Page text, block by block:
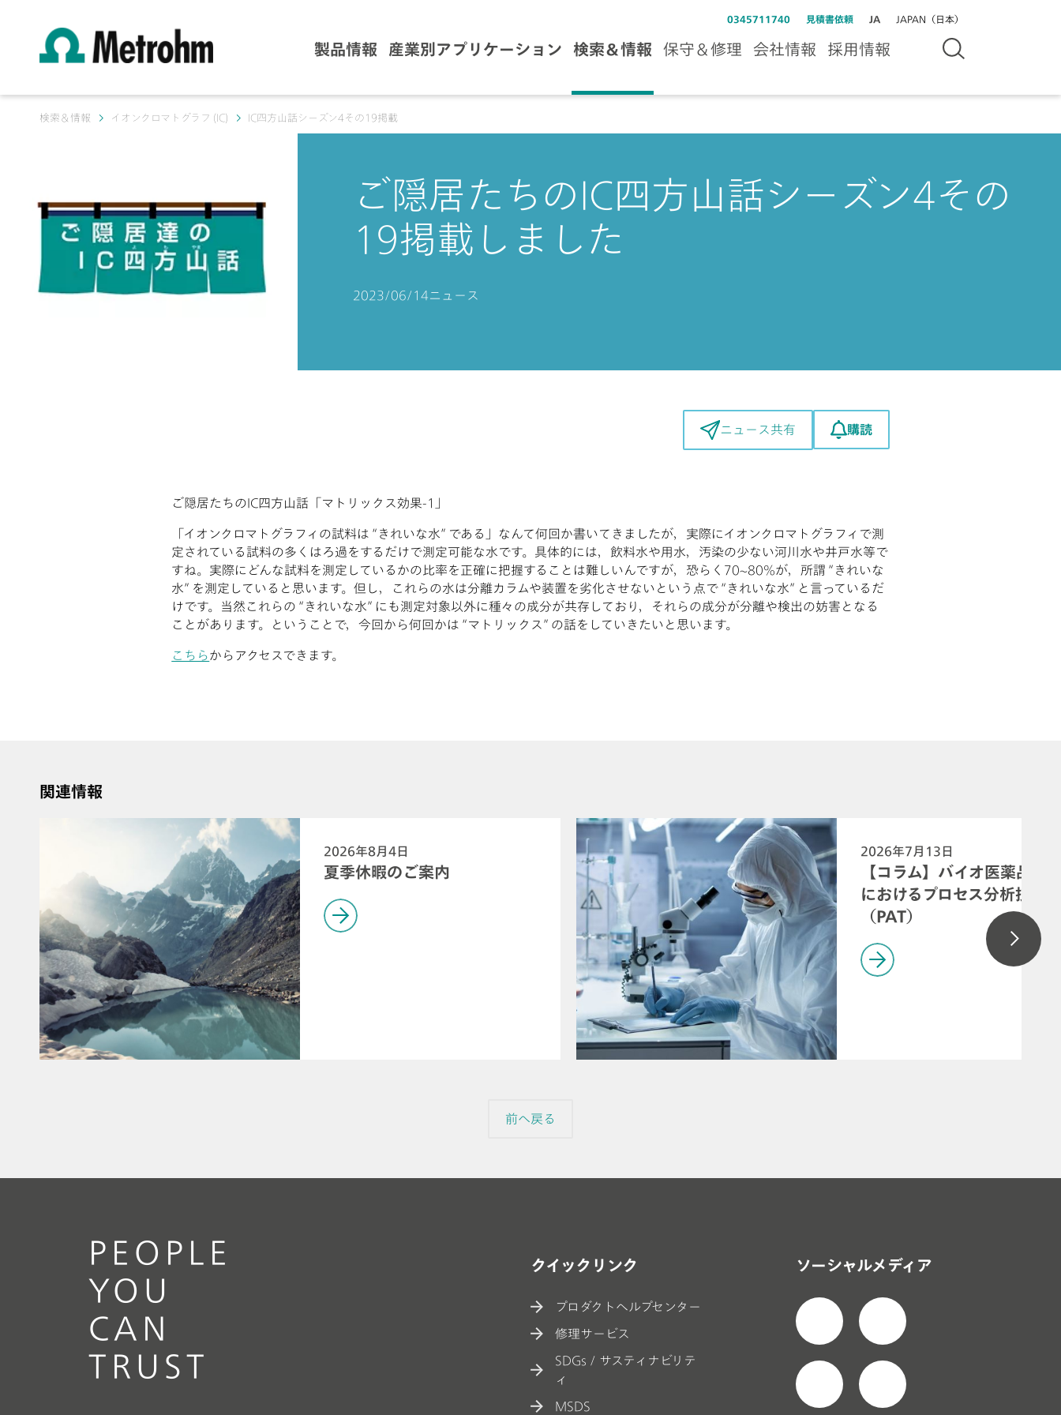
0345711740 見積書依頼 JA JAPAN（日本）
製品情報 産業別アプリケーション 検索＆情報 保守＆修理 会社情報 採用情報
検索＆情報 イオンクロマトグラフ (IC) IC四方山話シーズン4その19掲載
ご隠居たちのIC四方山話シーズン4その
19掲載しました
2023/06/14ニュース
ニュース共有 購読
ご隠居たちのIC四方山話「マトリックス効果-1」
「イオンクロマトグラフィの試料は “きれいな水” である」なんて何回か書いてきましたが，実際にイオンクロマトグラフィで測
定されている試料の多くはろ過をするだけで測定可能な水です。具体的には，飲料水や用水，汚染の少ない河川水や井戸水等で
すね。実際にどんな試料を測定しているかの比率を正確に把握することは難しいんですが，恐らく70~80%が，所謂 “きれいな
水” を測定していると思います。但し，これらの水は分離カラムや装置を劣化させないという点で “きれいな水” と言っているだ
けです。当然これらの “きれいな水” にも測定対象以外に種々の成分が共存しており，それらの成分が分離や検出の妨害となる
ことがあります。ということで，今回から何回かは “マトリックス” の話をしていきたいと思います。
こちらからアクセスできます。
関連情報
2026年8月4日
夏季休暇のご案内
2026年7月13日
【コラム】バイオ医薬品製
におけるプロセス分析技術
（PAT）
前へ戻る
PEOPLE
YOU
CAN
TRUST
クイックリンク
プロダクトヘルプセンター
修理サービス
SDGs / サスティナビリテ
ィ
MSDS
ソーシャルメディア